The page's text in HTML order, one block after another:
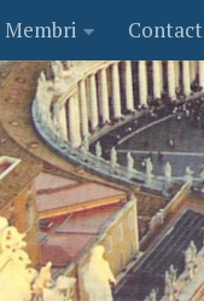
Membri Contact